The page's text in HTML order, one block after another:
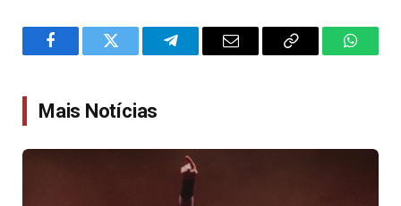
FacebookTwitter TelegramEmail
Copy
Mais Notícias